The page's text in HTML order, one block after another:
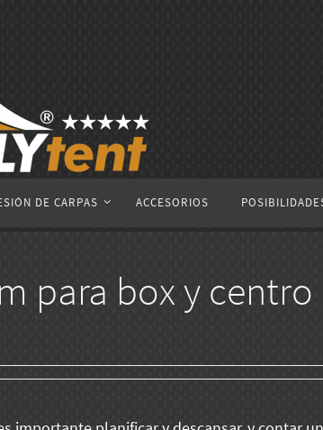
DE CARPAS ACCESORIOS
para box y centro